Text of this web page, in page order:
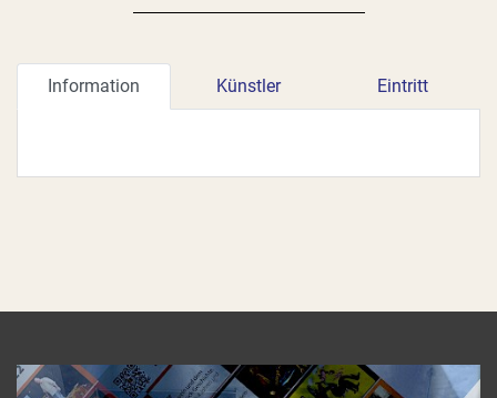
Information Künstler Eintritt